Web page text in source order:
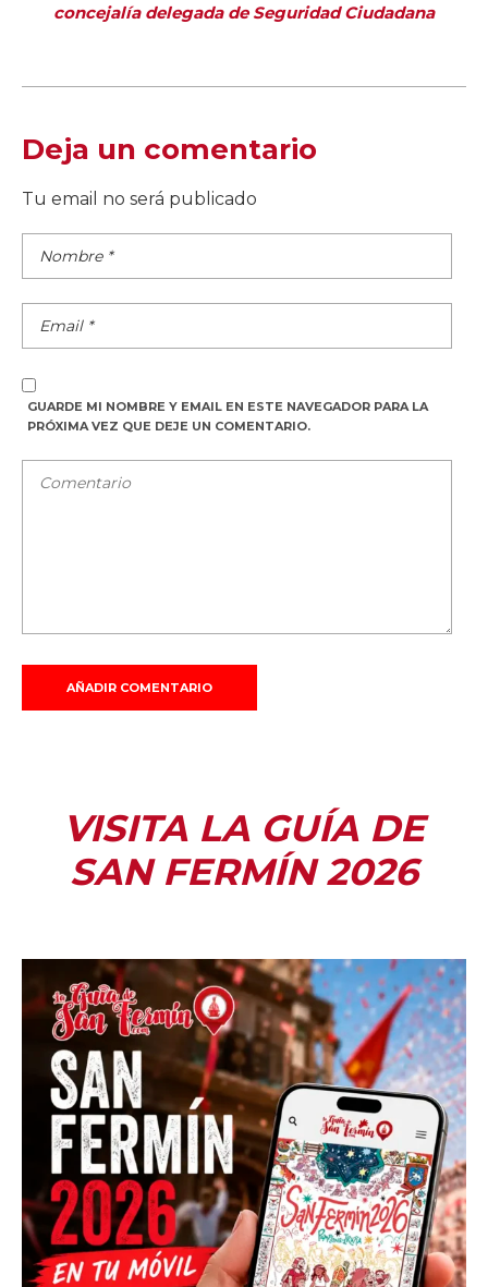
concejalía delegada de Seguridad Ciudadana
Deja un comentario
Tu email no será publicado
GUARDE MI NOMBRE Y EMAIL EN ESTE NAVEGADOR PARA LA
PRÓXIMA VEZ QUE DEJE UN COMENTARIO.
VISITA LA GUÍA DE
SAN FERMÍN 2026